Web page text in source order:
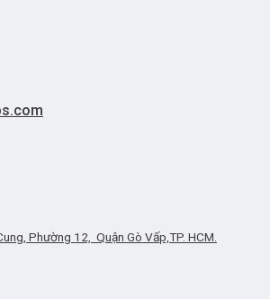
Phường 12, Quận Gò Vấp,TP. HCM.